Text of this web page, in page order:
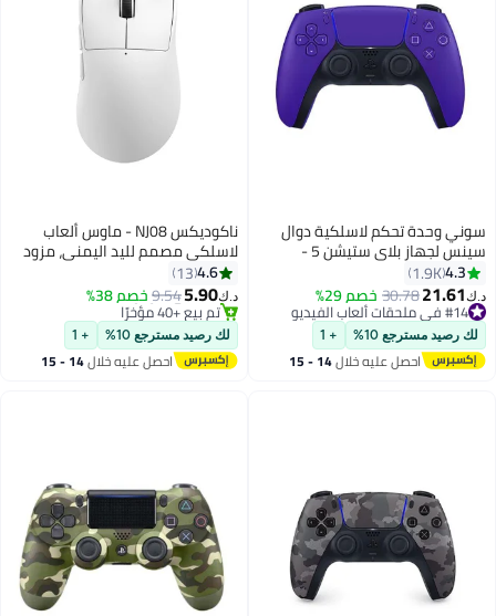
سوني وحدة تحكم لاسلكية دوال
سينس لجهاز بلاي ستيشن 5 -
أرجواني
4.3
1.9K
د.ك‏21.61
30.78خصم 29%
#14 في ملحقات ألعاب الفيديو
#14 في ملحقات ألعاب الفيديو
لك رصيد مسترجع 10% + 1
احصل عليه خلال 14 - 15
ناكوديكس NJ08 - ماوس ألعاب
لاسلكي مصمم لليد اليمنى، مزود
بشريط إضاءة RGB، يدعم ثلاثة أوضاع
اتصال (لاسلكي 2.4 جيجاهرتز /
5.0)، ويصل الحد الأقصى لعدد النقاط
في البوصة (DPI) إلى 12,800. مزود
بستة أزرار قابلة للتخصيص بالكامل،
4.6
13
د.ك‏5.90
9.54خصم 38% تم بيع +40 مؤخرًا
لك رصيد مسترجع 10% + 1
احصل عليه خلال 14 - 15